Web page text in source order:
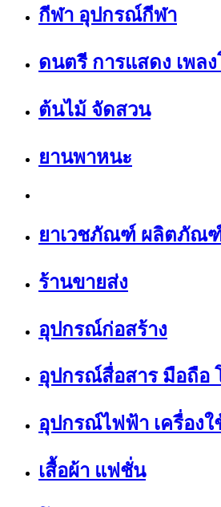
กีฬา อุปกรณ์กีฬา
ดนตรี การแสดง เพล
ต้นไม้ จัดสวน
ยานพาหนะ
ยาเวชภัณฑ์ ผลิตภัณ
ร้านขายส่ง
อุปกรณ์ก่อสร้าง
อุปกรณ์สื่อสาร มือถือ
อุปกรณ์ไฟฟ้า เครื่อง
เสื้อผ้า แฟชั่น